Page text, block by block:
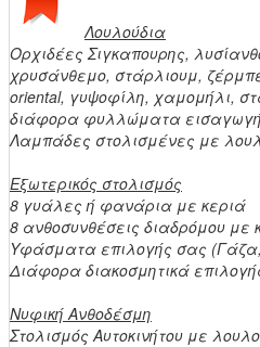
Λουλούδια
Ορχιδέες Σιγκαπουρης,
χρυσάνθεμο, στάρλιουμ,
oriental, γυψοφίλη, χαμομήλι,
διάφορα φυλλώματα
Λαμπάδες στολισμένες με
Εξωτερικός στολισμός
8 γυάλες ή φανάρια με κεριά
8 ανθοσυνθέσεις διαδρόμου με
Υφάσματα επιλογής σας
Διάφορα διακοσμητικά
Νυφική Ανθοδέσμη
Στολισμός Αυτοκινήτου με